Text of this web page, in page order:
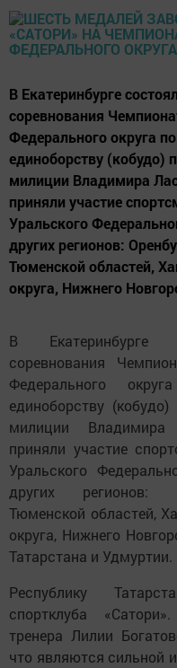
В Екатеринбурге
соревнования
Федерального округа
единоборству (кобудо)
милиции Владимира
приняли участие
Уральского
других регионов:
Тюменской областей,
округа, Нижнего
В Екатеринбурге
соревнования
Федерального
единоборству
милиции Владимира
приняли участие
Уральского
других регионов:
Тюменской областей,
округа, Нижнего
Татарстана и Удмуртии.
Республику
спортклуба
тренера Лилии
что являются сильной